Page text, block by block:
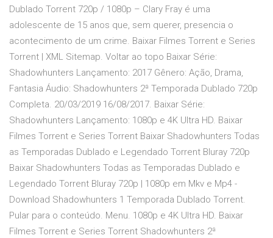
Dublado Torrent 720p / 1080p – Clary Fray é uma
adolescente de 15 anos que, sem querer, presencia o
acontecimento de um crime. Baixar Filmes Torrent e Series
Torrent | XML Sitemap. Voltar ao topo Baixar Série:
Shadowhunters Lançamento: 2017 Gênero: Ação, Drama,
Fantasia Áudio: Shadowhunters 2ª Temporada Dublado 720p
Completa. 20/03/2019 16/08/2017. Baixar Série:
Shadowhunters Lançamento: 1080p e 4K Ultra HD. Baixar
Filmes Torrent e Series Torrent Baixar Shadowhunters Todas
as Temporadas Dublado e Legendado Torrent Bluray 720p
Baixar Shadowhunters Todas as Temporadas Dublado e
Legendado Torrent Bluray 720p | 1080p em Mkv e Mp4 -
Download Shadowhunters 1 Temporada Dublado Torrent.
Pular para o conteúdo. Menu. 1080p e 4K Ultra HD. Baixar
Filmes Torrent e Series Torrent Shadowhunters 2ª